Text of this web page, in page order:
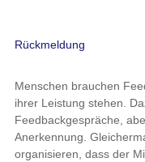
Rückmeldung
Menschen brauchen
ihrer Leistung stehen.
Feedbackgespräche,
Anerkennung.
organisieren, dass der